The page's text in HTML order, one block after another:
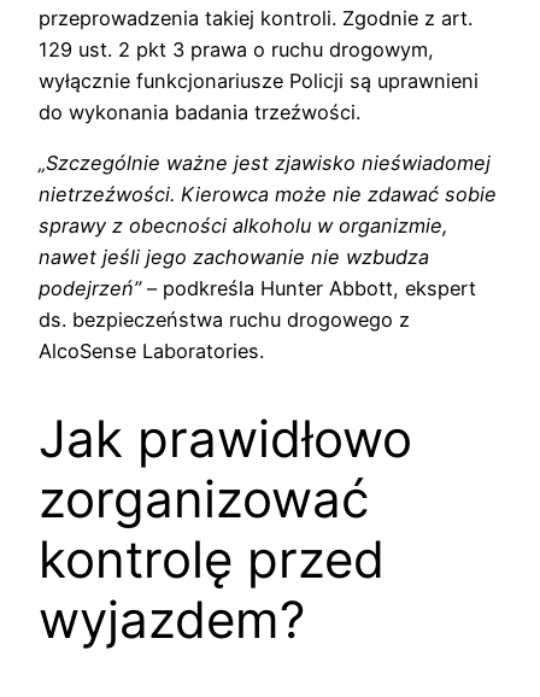
przeprowadzenia takiej kontroli. Zgodnie z art.
129 ust. 2 pkt 3 prawa o ruchu drogowym,
wyłącznie funkcjonariusze Policji są uprawnieni
do wykonania badania trzeźwości.
„Szczególnie ważne jest zjawisko nieświadomej
nietrzeźwości. Kierowca może nie zdawać sobie
sprawy z obecności alkoholu w organizmie,
nawet jeśli jego zachowanie nie wzbudza
podejrzeń”– podkreśla Hunter Abbott, ekspert
ds. bezpieczeństwa ruchu drogowego z
AlcoSense Laboratories.
Jak prawidłowo
zorganizować
kontrolę przed
wyjazdem?